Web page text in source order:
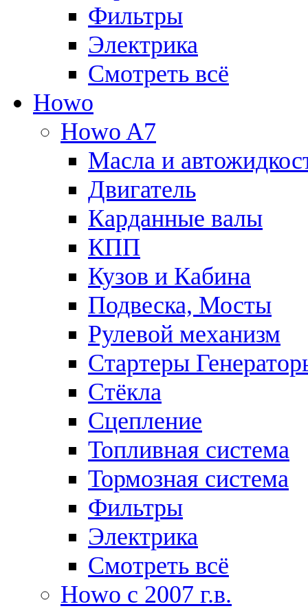
Фильтры
Электрика
Смотреть всё
Howo
Howo A7
Масла и
Двигатель
Карданные валы
КПП
Кузов и Кабина
Подвеска, Мосты
Рулевой механизм
Стартеры
Стёкла
Сцепление
Топливная система
Тормозная система
Фильтры
Электрика
Смотреть всё
Howo c 2007 г.в.